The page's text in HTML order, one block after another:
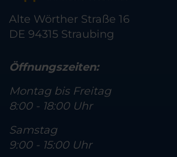
Alte Wörther Straße 16
DE 94315 Straubing
Öffnungszeiten:
Montag bis Freitag
8:00 - 18:00 Uhr
Samstag
9:00 - 15:00 Uhr